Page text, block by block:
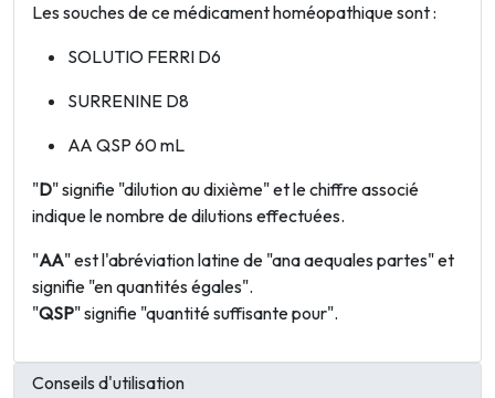
Les souches de ce médicament homéopathique sont :
SOLUTIO FERRI D6
SURRENINE D8
AA QSP 60 mL
"D" signifie "dilution au dixième" et le chiffre associé
indique le nombre de dilutions effectuées.
"AA" est l'abréviation latine de "ana aequales partes" et
signifie "en quantités égales".
"QSP" signifie "quantité suffisante pour".
Conseils d'utilisation